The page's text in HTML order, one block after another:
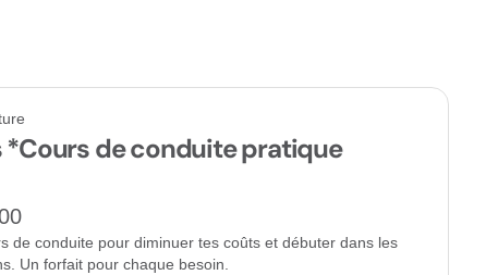
*Cours de conduite pratique
de conduite pour diminuer tes coûts et débuter dans les
Un forfait pour chaque besoin.